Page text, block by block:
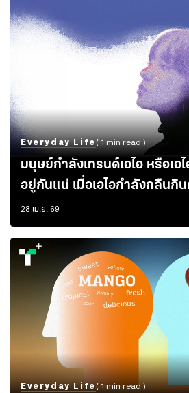
Everyday Life( 1 min read )
มนุษย์กำลังเทรนด์เอไอ หรือเอ
อยู่กันแน่ เมื่อเอไอกำลังกลืนกิ
หลากหลายทางภาษา จนมนุษย์อ
มีขอบเขตความคิดที่แคบลง
28 เม.ย. 69
Everyday Life( 1 min read )